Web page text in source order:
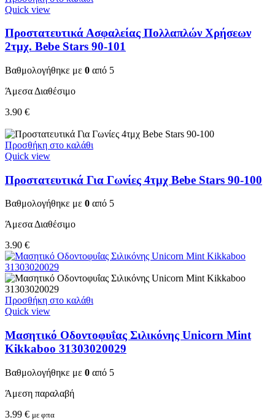
Quick view
Προστατευτικά Ασφαλείας Πολλαπλών Χρήσεων
2τμχ. Bebe Stars 90-101
Βαθμολογήθηκε με 0 από 5
Άμεσα Διαθέσιμο
3.90 €
Προσθήκη στο καλάθι
Quick view
Προστατευτικά Για Γωνίες 4τμχ Bebe Stars 90-100
Βαθμολογήθηκε με 0 από 5
Άμεσα Διαθέσιμο
3.90 €
Προσθήκη στο καλάθι
Quick view
Μασητικό Οδοντοφυΐας Σιλικόνης Unicorn Mint
Kikkaboo 31303020029
Βαθμολογήθηκε με 0 από 5
Άμεση παραλαβή
3.99 € με φπα